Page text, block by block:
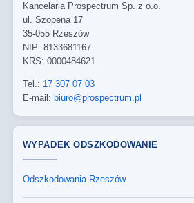
Kancelaria Prospectrum Sp. z o.o.
ul. Szopena 17
35-055 Rzeszów
NIP: 8133681167
KRS: 0000484621
Tel.: 17 307 07 03
E-mail: biuro@prospectrum.pl
WYPADEK ODSZKODOWANIE
Odszkodowania Rzeszów